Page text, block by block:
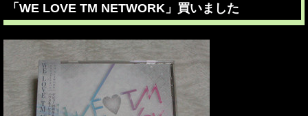
「WE LOVE TM NETWORK」買いました